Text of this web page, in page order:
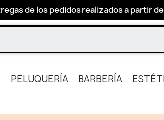
de los pedidos realizados a partir
PELUQUERÍA BARBERÍA